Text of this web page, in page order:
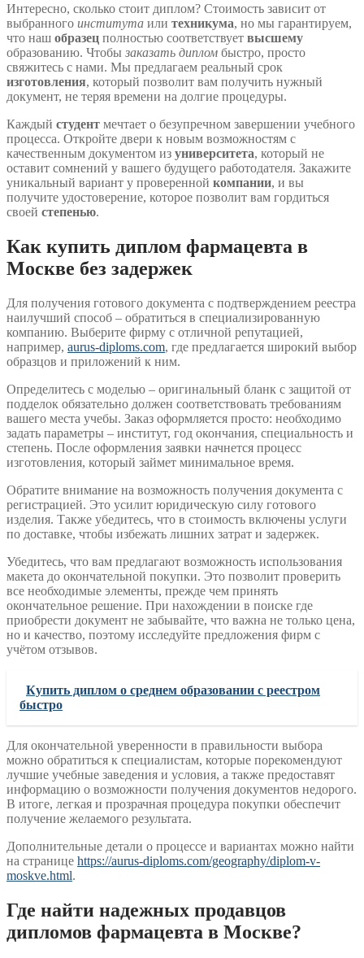
Интересно, сколько стоит диплом? Стоимость зависит от
выбранного института или техникума, но мы гарантируем,
что наш образец полностью соответствует высшему
образованию. Чтобы заказать диплом быстро, просто
свяжитесь с нами. Мы предлагаем реальный срок
изготовления, который позволит вам получить нужный
документ, не теряя времени на долгие процедуры.
Каждый студент мечтает о безупречном завершении учебного
процесса. Откройте двери к новым возможностям с
качественным документом из университета, который не
оставит сомнений у вашего будущего работодателя. Закажите
уникальный вариант у проверенной компании, и вы
получите удостоверение, которое позволит вам гордиться
своей степенью.
Как купить диплом фармацевта в
Москве без задержек
Для получения готового документа с подтверждением реестра
наилучший способ – обратиться в специализированную
компанию. Выберите фирму с отличной репутацией,
например, aurus-diploms.com, где предлагается широкий выбор
образцов и приложений к ним.
Определитесь с моделью – оригинальный бланк с защитой от
подделок обязательно должен соответствовать требованиям
вашего места учебы. Заказ оформляется просто: необходимо
задать параметры – институт, год окончания, специальность и
степень. После оформления заявки начнется процесс
изготовления, который займет минимальное время.
Обратите внимание на возможность получения документа с
регистрацией. Это усилит юридическую силу готового
изделия. Также убедитесь, что в стоимость включены услуги
по доставке, чтобы избежать лишних затрат и задержек.
Убедитесь, что вам предлагают возможность использования
макета до окончательной покупки. Это позволит проверить
все необходимые элементы, прежде чем принять
окончательное решение. При нахождении в поиске где
приобрести документ не забывайте, что важна не только цена,
но и качество, поэтому исследуйте предложения фирм с
учётом отзывов.
Купить диплом о среднем образовании с реестром
быстро
Для окончательной уверенности в правильности выбора
можно обратиться к специалистам, которые порекомендуют
лучшие учебные заведения и условия, а также предоставят
информацию о возможности получения документов недорого.
В итоге, легкая и прозрачная процедура покупки обеспечит
получение желаемого результата.
Дополнительные детали о процессе и вариантах можно найти
на странице https://aurus-diploms.com/geography/diplom-v-
moskve.html.
Где найти надежных продавцов
дипломов фармацевта в Москве?